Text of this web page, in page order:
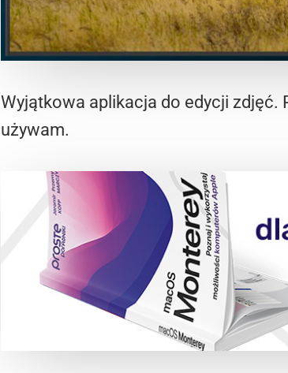
Wyjątkowa aplikacja do edycji zdjęć.
używam.